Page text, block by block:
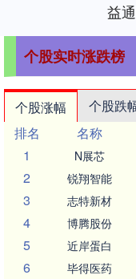
益
个股实时涨跌榜
个股涨幅 个股跌
排名
名称
1
N展芯
2 锐翔智能
3 志特新材
4 博腾股份
5 近岸蛋白
6 毕得医药